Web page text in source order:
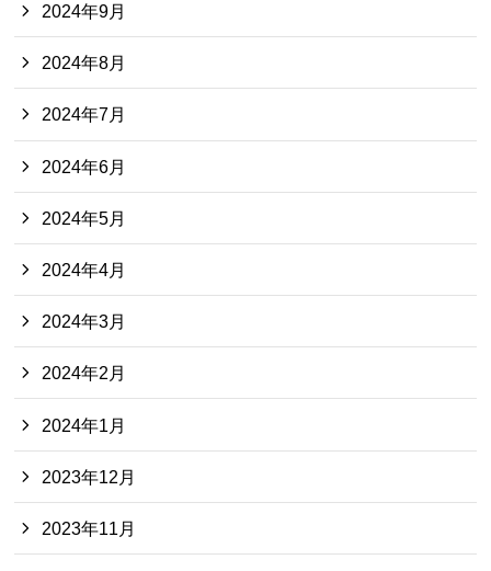
2024年9月
2024年8月
2024年7月
2024年6月
2024年5月
2024年4月
2024年3月
2024年2月
2024年1月
2023年12月
2023年11月